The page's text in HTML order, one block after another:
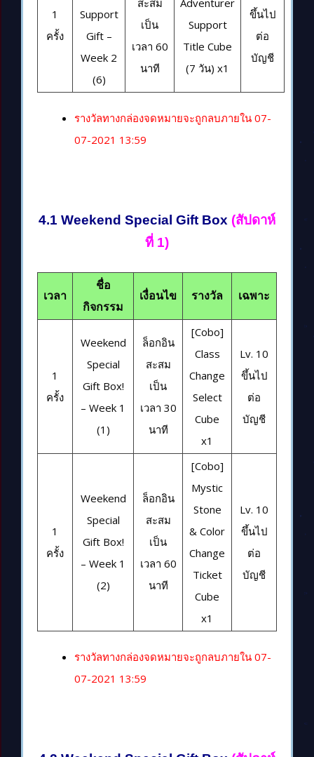
1
ครั้ง
Support
Gift –
Week 2
(6)
สะสม
เป็น
เวลา 60
นาที
Adventurer
Support
Title Cube
(7 วัน) x1
ขึ้นไป
ต่อ
บัญชี
รางวัลทางกล่องจดหมายจะถูกลบภายใน 07-
07-2021 13:59
4.1 Weekend Special Gift Box (สัปดาห์
ที่ 1)
เวลา
ชื่อ
กิจกรรม
เงื่อนไข รางวัล เฉพาะ
1
ครั้ง
Weekend
Special
Gift Box!
– Week 1
(1)
ล็อกอิน
สะสม
เป็น
เวลา 30
นาที
[Cobo]
Class
Change
Select
Cube
x1
Lv. 10
ขึ้นไป
ต่อ
บัญชี
1
ครั้ง
Weekend
Special
Gift Box!
– Week 1
(2)
ล็อกอิน
สะสม
เป็น
เวลา 60
นาที
[Cobo]
Mystic
Stone
& Color
Change
Ticket
Cube
x1
Lv. 10
ขึ้นไป
ต่อ
บัญชี
รางวัลทางกล่องจดหมายจะถูกลบภายใน 07-
07-2021 13:59